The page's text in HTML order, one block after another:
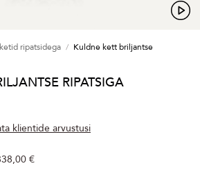
ripatsidega
Kuldne kett briljantse
RIPATSIGA
klientide arvustusi
€